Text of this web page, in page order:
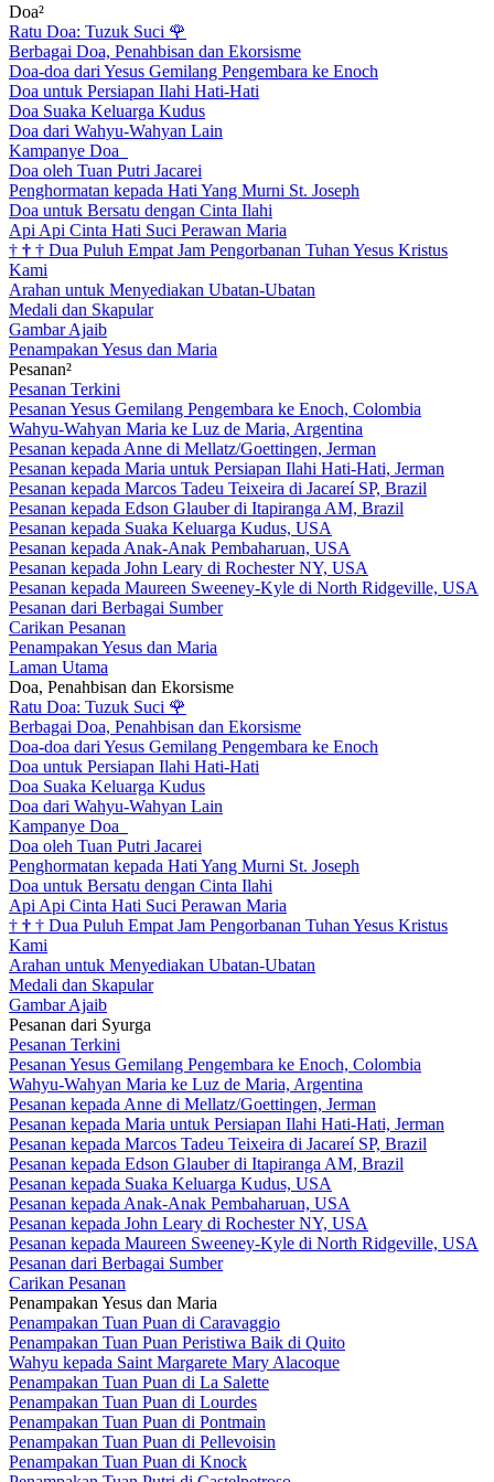
Doa²
Ratu Doa: Tuzuk Suci 🌹
Berbagai Doa, Penahbisan dan Ekorsisme
Doa-doa dari Yesus Gemilang Pengembara ke Enoch
Doa untuk Persiapan Ilahi Hati-Hati
Doa Suaka Keluarga Kudus
Doa dari Wahyu-Wahyan Lain
Kampanye Doa
Doa oleh Tuan Putri Jacarei
Penghormatan kepada Hati Yang Murni St. Joseph
Doa untuk Bersatu dengan Cinta Ilahi
Api Api Cinta Hati Suci Perawan Maria
† † † Dua Puluh Empat Jam Pengorbanan Tuhan Yesus Kristus
Kami
Arahan untuk Menyediakan Ubatan-Ubatan
Medali dan Skapular
Gambar Ajaib
Penampakan Yesus dan Maria
Pesanan²
Pesanan Terkini
Pesanan Yesus Gemilang Pengembara ke Enoch, Colombia
Wahyu-Wahyan Maria ke Luz de Maria, Argentina
Pesanan kepada Anne di Mellatz/Goettingen, Jerman
Pesanan kepada Maria untuk Persiapan Ilahi Hati-Hati, Jerman
Pesanan kepada Marcos Tadeu Teixeira di Jacareí SP, Brazil
Pesanan kepada Edson Glauber di Itapiranga AM, Brazil
Pesanan kepada Suaka Keluarga Kudus, USA
Pesanan kepada Anak-Anak Pembaharuan, USA
Pesanan kepada John Leary di Rochester NY, USA
Pesanan kepada Maureen Sweeney-Kyle di North Ridgeville, USA
Pesanan dari Berbagai Sumber
Carikan Pesanan
Penampakan Yesus dan Maria
Laman Utama
Doa, Penahbisan dan Ekorsisme
Ratu Doa: Tuzuk Suci 🌹
Berbagai Doa, Penahbisan dan Ekorsisme
Doa-doa dari Yesus Gemilang Pengembara ke Enoch
Doa untuk Persiapan Ilahi Hati-Hati
Doa Suaka Keluarga Kudus
Doa dari Wahyu-Wahyan Lain
Kampanye Doa
Doa oleh Tuan Putri Jacarei
Penghormatan kepada Hati Yang Murni St. Joseph
Doa untuk Bersatu dengan Cinta Ilahi
Api Api Cinta Hati Suci Perawan Maria
† † † Dua Puluh Empat Jam Pengorbanan Tuhan Yesus Kristus
Kami
Arahan untuk Menyediakan Ubatan-Ubatan
Medali dan Skapular
Gambar Ajaib
Pesanan dari Syurga
Pesanan Terkini
Pesanan Yesus Gemilang Pengembara ke Enoch, Colombia
Wahyu-Wahyan Maria ke Luz de Maria, Argentina
Pesanan kepada Anne di Mellatz/Goettingen, Jerman
Pesanan kepada Maria untuk Persiapan Ilahi Hati-Hati, Jerman
Pesanan kepada Marcos Tadeu Teixeira di Jacareí SP, Brazil
Pesanan kepada Edson Glauber di Itapiranga AM, Brazil
Pesanan kepada Suaka Keluarga Kudus, USA
Pesanan kepada Anak-Anak Pembaharuan, USA
Pesanan kepada John Leary di Rochester NY, USA
Pesanan kepada Maureen Sweeney-Kyle di North Ridgeville, USA
Pesanan dari Berbagai Sumber
Carikan Pesanan
Penampakan Yesus dan Maria
Penampakan Tuan Puan di Caravaggio
Penampakan Tuan Puan Peristiwa Baik di Quito
Wahyu kepada Saint Margarete Mary Alacoque
Penampakan Tuan Puan di La Salette
Penampakan Tuan Puan di Lourdes
Penampakan Tuan Puan di Pontmain
Penampakan Tuan Puan di Pellevoisin
Penampakan Tuan Puan di Knock